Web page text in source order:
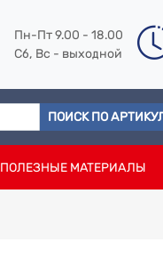
Пн-Пт 9.00 - 18.00
Сб, Вс - выходной
ПОИСК ПО
ПОЛЕЗНЫЕ МАТЕРИАЛЫ